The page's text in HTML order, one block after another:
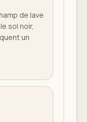
de lave
sol noir,
un